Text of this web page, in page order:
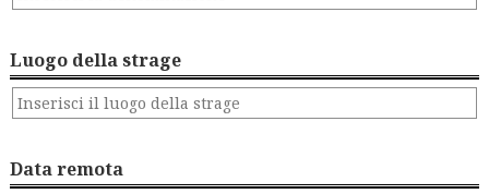
Luogo della strage
Data remota